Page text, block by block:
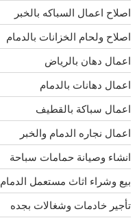
اصلاح اعمال السباكه بالخبر
اصلاح ولحام الخزانات بالدمام
اعمال دهان بالرياض
اعمال دهانات بالدمام
اعمال سباكة بالقطيف
اعمال نجاره الدمام والخبر
انشاء وصيانة حمامات سباحة
بيع وشراء اثاث مستعمل الدمام
تأجير خادمات وشغالات بجده